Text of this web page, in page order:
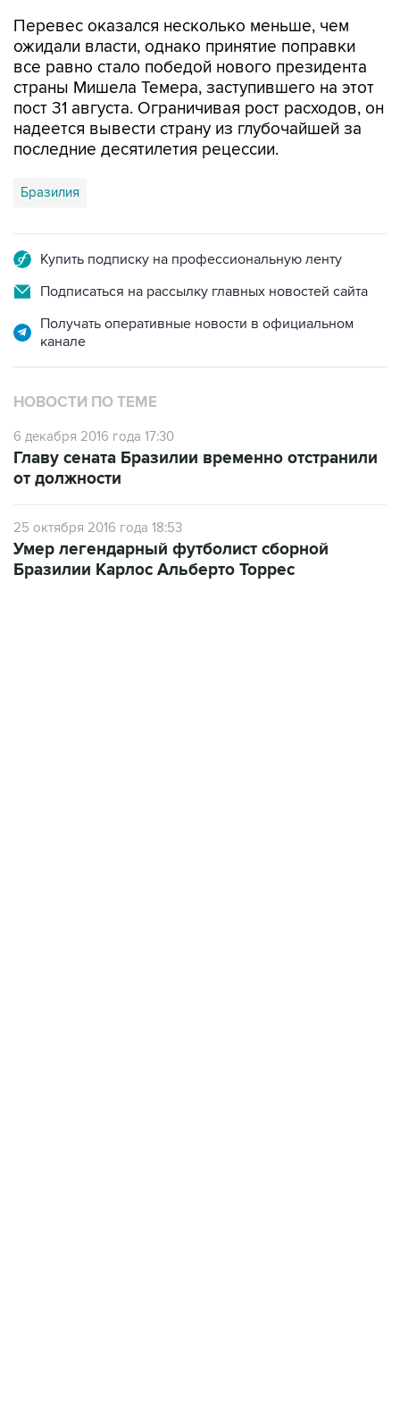
Перевес оказался несколько меньше, чем
ожидали власти, однако принятие поправки
все равно стало победой нового президента
страны Мишела Темера, заступившего на этот
пост 31 августа. Ограничивая рост расходов, он
надеется вывести страну из глубочайшей за
последние десятилетия рецессии.
Бразилия
Купить подписку на профессиональную ленту
Подписаться на рассылку главных новостей сайта
Получать оперативные новости в официальном
канале
НОВОСТИ ПО ТЕМЕ
6 декабря 2016 года 17:30
Главу сената Бразилии временно отстранили
от должности
25 октября 2016 года 18:53
Умер легендарный футболист сборной
Бразилии Карлос Альберто Торрес